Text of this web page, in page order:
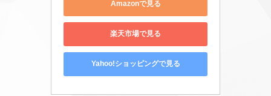
Amazonで見る
楽天市場で見る
Yahoo!ショッピングで見る